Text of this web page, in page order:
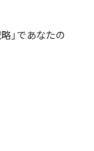
」であなたの